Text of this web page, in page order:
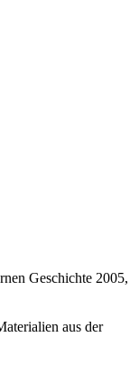
Geschichte 2005,
aus der